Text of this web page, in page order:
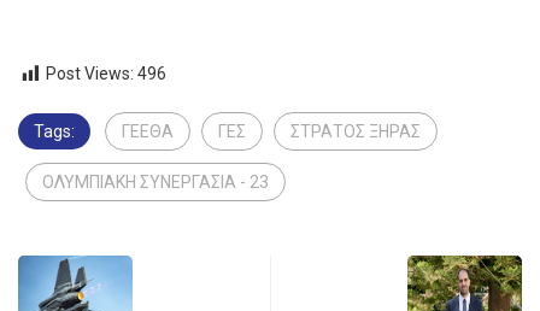
Post Views: 496
Tags: ΓΕΕΘΑ ΓΕΣ ΣΤΡΑΤΟΣ ΞΗΡΑΣ
ΟΛΥΜΠΙΑΚΗ ΣΥΝΕΡΓΑΣΙΑ - 23